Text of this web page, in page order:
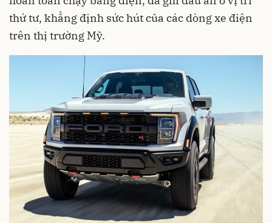
thứ tư, khẳng định sức hút của các dòng xe điện
trên thị trường Mỹ.